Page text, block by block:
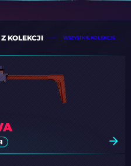
KOLEKCJI WSZYSTKIE KOLEKCJE